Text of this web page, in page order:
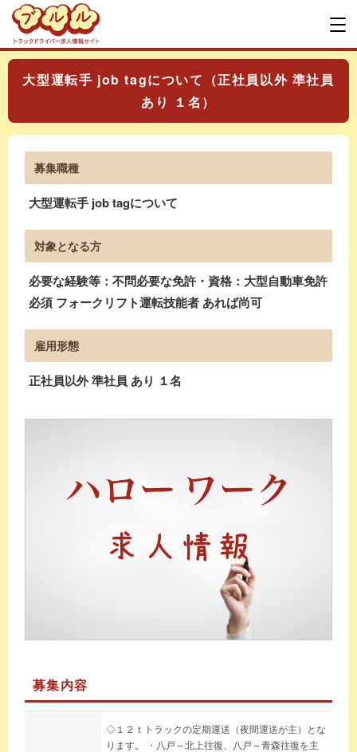
大型運転手 job tagについて（正社員以外 準社員
あり １名）
募集職種
大型運転手 job tagについて
対象となる方
必要な経験等：不問必要な免許・資格：大型自動車免許
必須 フォークリフト運転技能者 あれば尚可
雇用形態
正社員以外 準社員 あり １名
募集内容
◇１２ｔトラックの定期運送（夜間運送が主）とな
ります。 ・八戸～北上往復、八戸～青森往復を主